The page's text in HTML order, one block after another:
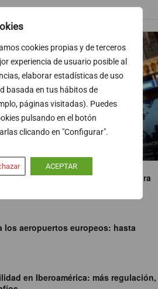
cookies propias y de terceros
experiencia de usuario posible al
elaborar estadísticas de uso
basada en tus hábitos de
páginas visitadas). Puedes
pulsando en el botón
clicando en "Configurar".
ACEPTAR
con subidas del 0,5%
el pulso a ‘Maestros de la costura
los aeropuertos europeos: hasta
en Iberoamérica: más regulación,